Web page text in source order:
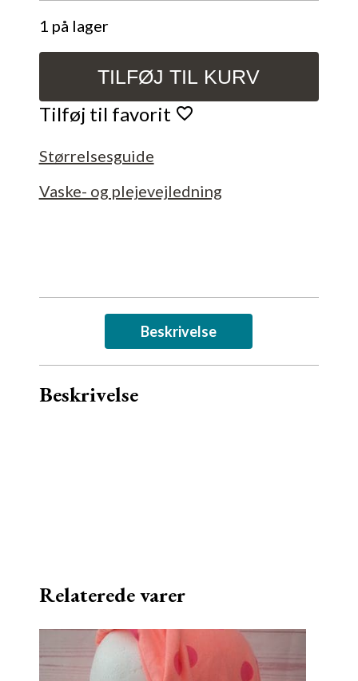
1 på lager
Halsedisse,
blå
med
glimmer.
antal
TILFØJ TIL KURV
Tilføj til favorit
Størrelsesguide
Vaske- og plejevejledning
Beskrivelse
Beskrivelse
Relaterede varer